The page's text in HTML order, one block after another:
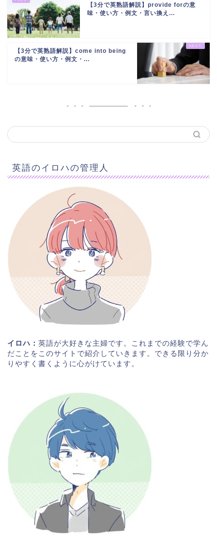
【3分で英熟語解説】provide forの意
味・使い方・例文・言い換え...
【3分で英熟語解説】come into being
の意味・使い方・例文・...
英語のイロハの管理人
イロハ： 英語が大好きな主婦です。これまでの経験で学ん
だことをこのサイトで紹介していきます。できる限り分か
りやすく書くように心がけています。